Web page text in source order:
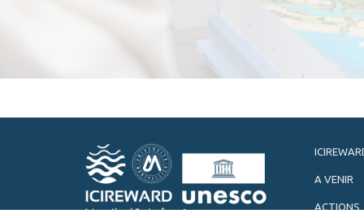
A VENIR
ACTIONS